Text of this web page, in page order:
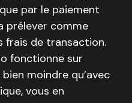
par le paiement
prélever comme
frais de transaction.
fonctionne sur
moindre qu’avec
vous en